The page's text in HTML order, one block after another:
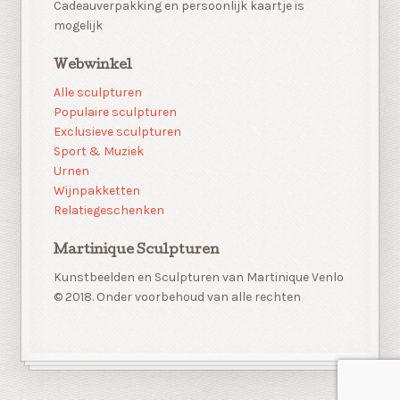
Cadeauverpakking en persoonlijk kaartje is
mogelijk
Webwinkel
Alle sculpturen
Populaire sculpturen
Exclusieve sculpturen
Sport & Muziek
Urnen
Wijnpakketten
Relatiegeschenken
Martinique Sculpturen
Kunstbeelden en Sculpturen van Martinique Venlo
© 2018. Onder voorbehoud van alle rechten